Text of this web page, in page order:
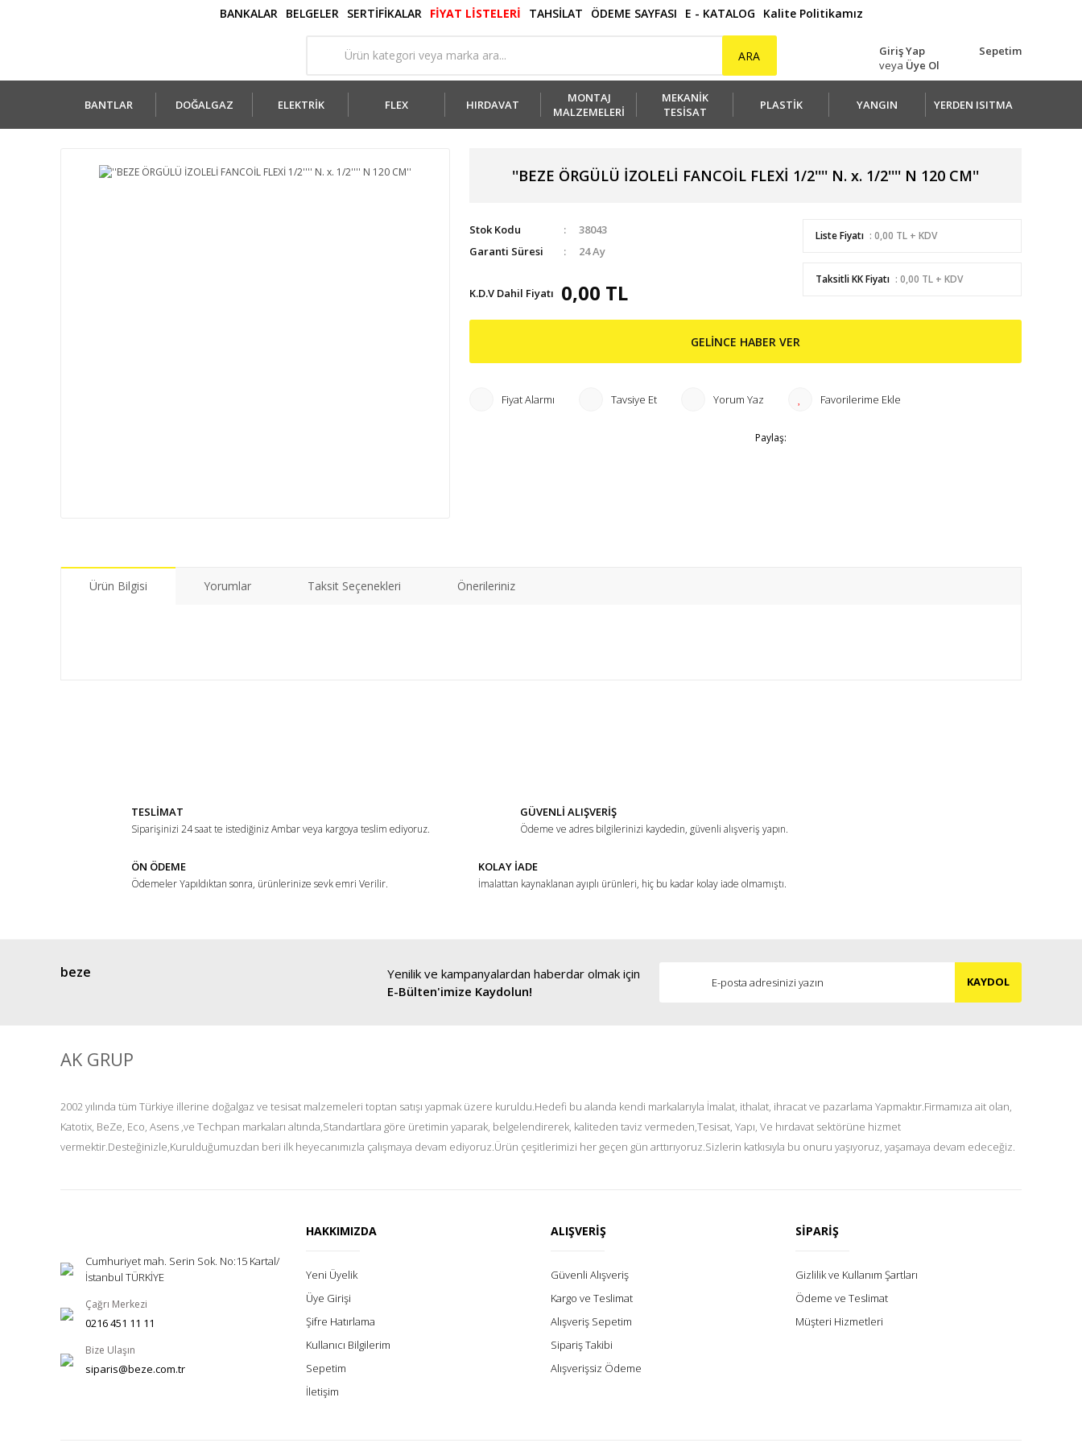
BANKALAR BELGELER SERTİFİKALAR FİYAT LİSTELERİ TAHSİLAT ÖDEME SAYFASI E - KATALOG Kalite Politikamız
ARA
Giriş Yap
veya Üye Ol
Sepetim
BANTLAR DOĞALGAZ ELEKTRİK FLEX HIRDAVAT
MONTAJ
MALZEMELERİ
MEKANİK
TESİSAT
PLASTİK YANGIN YERDEN ISITMA
''BEZE ÖRGÜLÜ İZOLELİ FANCOİL FLEXİ 1/2'''' N. x. 1/2'''' N 120 CM''
Stok Kodu
38043
Garanti Süresi
24 Ay
K.D.V Dahil Fiyatı 0,00 TL
Liste Fiyatı : 0,00 TL + KDV
Taksitli KK Fiyatı : 0,00 TL + KDV
GELİNCE HABER VER
Fiyat Alarmı Tavsiye Et Yorum Yaz
Paylaş:
Ürün Bilgisi Yorumlar Taksit Seçenekleri Önerileriniz
Ürün bilgilerinde hatalar bulunuyor.
Bu ürüne benzer farklı alternatifler olmalı.
Gönder
TESLİMAT
Siparişinizi 24 saat te istediğiniz Ambar veya kargoya teslim ediyoruz.
GÜVENLİ ALIŞVERİŞ
Ödeme ve adres bilgilerinizi kaydedin, güvenli alışveriş yapın.
ÖN ÖDEME
Ödemeler Yapıldıktan sonra, ürünlerinize sevk emri Verilir.
KOLAY İADE
İmalattan kaynaklanan ayıplı ürünleri, hiç bu kadar kolay iade olmamıştı.
beze
Yenilik ve kampanyalardan haberdar olmak için
E-Bülten'imize Kaydolun!
KAYDOL
AK GRUP
2002 yılında tüm Türkiye illerine doğalgaz ve tesisat malzemeleri toptan satışı yapmak üzere kuruldu.Hedefi bu alanda kendi markalarıyla İmalat, ithalat, ihracat ve pazarlama Yapmaktır.Firmamıza ait olan,
Katotix, BeZe, Eco, Asens ,ve Techpan markaları altında,Standartlara göre üretimin yaparak, belgelendirerek, kaliteden taviz vermeden,Tesisat, Yapı, Ve hırdavat sektörüne hizmet
vermektir.Desteğinizle,Kurulduğumuzdan beri ilk heyecanımızla çalışmaya devam ediyoruz.Ürün çeşitlerimizi her geçen gün arttırıyoruz.Sizlerin katkısıyla bu onuru yaşıyoruz, yaşamaya devam edeceğiz.
Cumhuriyet mah. Serin Sok. No:15 Kartal/
İstanbul TÜRKİYE
Çağrı Merkezi
0216 451 11 11
Bize Ulaşın
siparis@beze.com.tr
HAKKIMIZDA
Yeni Üyelik
Üye Girişi
Şifre Hatırlama
Kullanıcı Bilgilerim
Sepetim
İletişim
ALIŞVERİŞ
Güvenli Alışveriş
Kargo ve Teslimat
Alışveriş Sepetim
Sipariş Takibi
Alışverişsiz Ödeme
SİPARİŞ
Gizlilik ve Kullanım Şartları
Ödeme ve Teslimat
Müşteri Hizmetleri